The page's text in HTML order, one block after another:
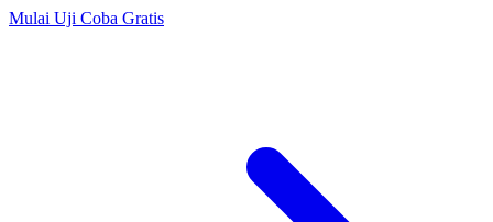
Mulai Uji Coba Gratis